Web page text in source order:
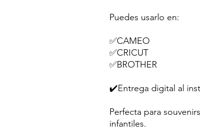
Puedes usarlo en:
✅CAMEO
✅CRICUT
✅BROTHER
✔️Entrega digital al
Perfecta para
infantiles.